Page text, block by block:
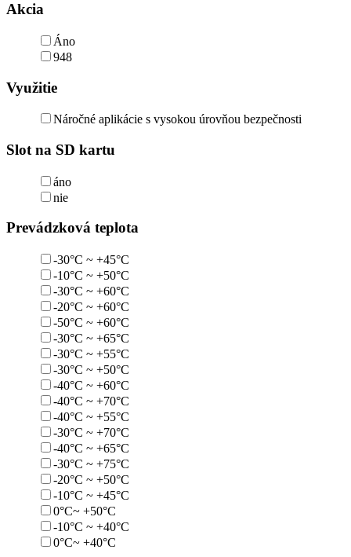
Akcia
Áno
948
Využitie
Náročné aplikácie s vysokou úrovňou bezpečnosti
Slot na SD kartu
áno
nie
Prevádzková teplota
-30°C ~ +45°C
-10°C ~ +50°C
-30°C ~ +60°C
-20°C ~ +60°C
-50°C ~ +60°C
-30°C ~ +65°C
-30°C ~ +55°C
-30°C ~ +50°C
-40°C ~ +60°C
-40°C ~ +70°C
-40°C ~ +55°C
-30°C ~ +70°C
-40°C ~ +65°C
-30°C ~ +75°C
-20°C ~ +50°C
-10°C ~ +45°C
0°C~ +50°C
-10°C ~ +40°C
0°C~ +40°C